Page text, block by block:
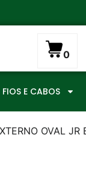
0
FIOS E CABOS
OVAL JR